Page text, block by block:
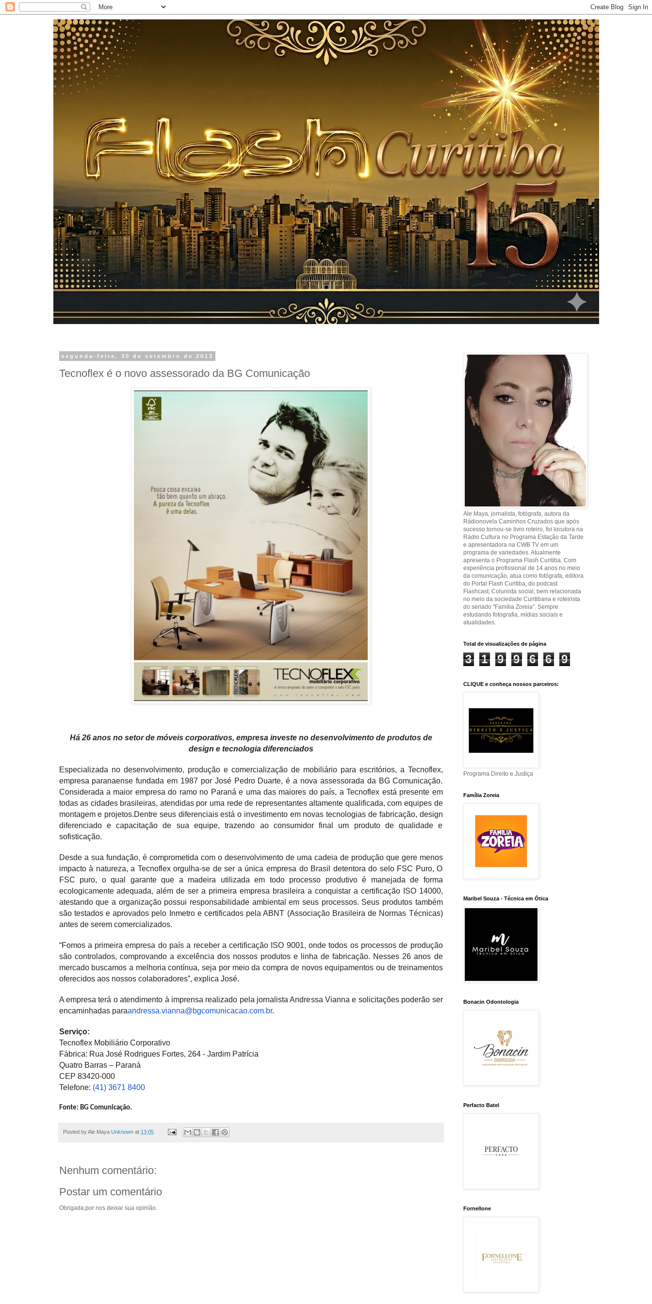
segunda-feira, 30 de setembro de 2013
Tecnoflex é o novo assessorado da BG Comunicação
Há 26 anos no setor de móveis corporativos, empresa investe no desenvolvimento de produtos de
design e tecnologia diferenciados
Especializada no desenvolvimento, produção e comercialização de mobiliário para escritórios, a Tecnoflex,
empresa paranaense fundada em 1987 por José Pedro Duarte, é a nova assessorada da BG Comunicação.
Considerada a maior empresa do ramo no Paraná e uma das maiores do país, a Tecnoflex está presente em
todas as cidades brasileiras, atendidas por uma rede de representantes altamente qualificada, com equipes de
montagem e projetos.Dentre seus diferenciais está o investimento em novas tecnologias de fabricação, design
diferenciado e capacitação de sua equipe, trazendo ao consumidor final um produto de qualidade e
sofisticação.
Desde a sua fundação, é comprometida com o desenvolvimento de uma cadeia de produção que gere menos
impacto à natureza, a Tecnoflex orgulha-se de ser a única empresa do Brasil detentora do selo FSC Puro, O
FSC puro, o qual garante que a madeira utilizada em todo processo produtivo é manejada de forma
ecologicamente adequada, além de ser a primeira empresa brasileira a conquistar a certificação ISO 14000,
atestando que a organização possui responsabilidade ambiental em seus processos. Seus produtos também
são testados e aprovados pelo Inmetro e certificados pela ABNT (Associação Brasileira de Normas Técnicas)
antes de serem comercializados.
“Fomos a primeira empresa do país a receber a certificação ISO 9001, onde todos os processos de produção
são controlados, comprovando a excelência dos nossos produtos e linha de fabricação. Nesses 26 anos de
mercado buscamos a melhoria contínua, seja por meio da compra de novos equipamentos ou de treinamentos
oferecidos aos nossos colaboradores”, explica José.
A empresa terá o atendimento à imprensa realizado pela jornalista Andressa Vianna e solicitações poderão ser
encaminhadas paraandressa.vianna@bgcomunicacao.com.br.
Serviço:
Tecnoflex Mobiliário Corporativo
Fábrica: Rua José Rodrigues Fortes, 264 - Jardim Patrícia
Quatro Barras – Paraná
CEP 83420-000
Telefone: (41) 3671 8400
Fonte: BG Comunicação.
Posted by Ale Maya Unknown at 13:05
Nenhum comentário:
Postar um comentário
Obrigada,por nos deixar sua opinião.
Ale Maya, jornalista, fotógrafa, autora da
Rádionovela Caminhos Cruzados que após
sucesso tornou-se livro roteiro, foi locutora na
Rádio Cultura no Programa Estação da Tarde
e apresentadora na CWB TV em um
programa de variedades. Atualmente
apresenta o Programa Flash Curitiba. Com
experiência profissional de 14 anos no meio
da comunicação, atua como fotógrafa, editora
do Portal Flash Curitiba, do podcast
Flashcast, Colunista social, bem relacionada
no meio da sociedade Curitibana e roteirista
do seriado "Família Zoreia". Sempre
estudando fotografia, mídias sociais e
atualidades.
Total de visualizações de página
3 1 9 9 6 6 9
CLIQUE e conheça nossos parceiros:
Programa Direito e Justiça
Família Zoreia
Maribel Souza - Técnica em Ótica
Bonacin Odontologia
Perfacto Batel
Fornellone